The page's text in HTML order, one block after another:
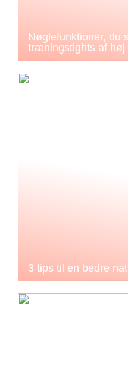
Nøglefunktioner, du
træningstights af høj
3 tips til en bedre